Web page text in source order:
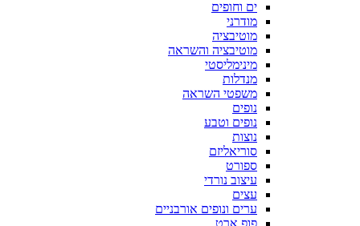
ים וחופים
מודרני
מוטיבציה
מוטיבציה והשראה
מינימליסטי
מנדלות
משפטי השראה
נופים
נופים וטבע
נוצות
סוריאליזם
ספורט
עיצוב נורדי
עצים
ערים ונופים אורבניים
פופ ארט